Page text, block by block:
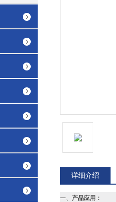
详细介绍
一、 产品应用：